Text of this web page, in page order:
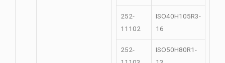
252-
11102
ISO40H105R3-
16
252-
ISO50H80R1-